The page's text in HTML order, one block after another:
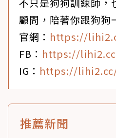
不只是狗狗訓練師，
顧問，陪著你跟狗狗
官網： https://
FB： https://
IG： https://
推薦新聞